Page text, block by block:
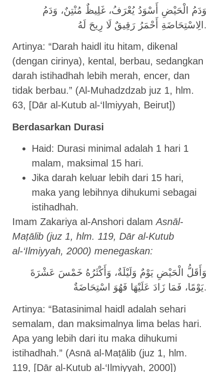
وَدَمُ الْحَيْضِ أَسْوَدُ يُعْرَفُ، غَلِيظٌ مُنْتِنٌ، وَدَمُ
الِاسْتِحَاضَةِ أَحْمَرُ رَقِيقٌ لَا رِيحَ لَهُ.
Artinya: “Darah haidl itu hitam, dikenal
(dengan cirinya), kental, berbau, sedangkan
darah istihadhah lebih merah, encer, dan
tidak berbau.” (Al-Muhadzdzab juz 1, hlm.
63, [Dār al-Kutub al-‘Ilmiyyah, Beirut])
Berdasarkan Durasi
Haid: Durasi minimal adalah 1 hari 1
malam, maksimal 15 hari.
Jika darah keluar lebih dari 15 hari,
maka yang lebihnya dihukumi sebagai
istihadhah.
Imam Zakariya al-Anshori dalamAsnāl-
Maṭālib (juz 1, hlm. 119, Dār al-Kutub
al-‘Ilmiyyah, 2000) menegaskan:
وَأَقَلُّ الْحَيْضِ يَوْمٌ وَلَيْلَةٌ، وَأَكْثَرُهُ خَمْسَ عَشْرَةَ
يَوْمًا، فَمَا زَادَ عَلَيْهَا فَهُوَ اسْتِحَاضَةٌ.
Artinya: “Batasinimal haidl adalah sehari
semalam, dan maksimalnya lima belas hari.
Apa yang lebih dari itu maka dihukumi
istihadhah.” (Asnā al-Maṭālib (juz 1, hlm.
119, [Dār al-Kutub al-‘Ilmiyyah, 2000])